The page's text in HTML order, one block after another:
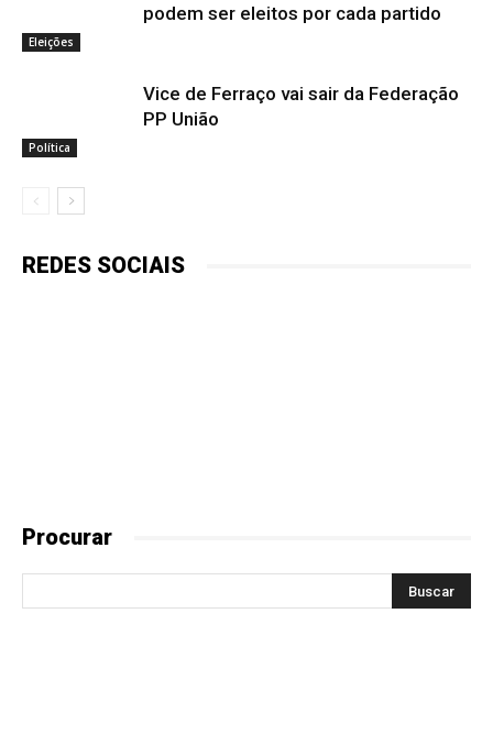
Eleições
podem ser eleitos por cada partido
Política
Vice de Ferraço vai sair da Federação
PP União
REDES SOCIAIS
Procurar